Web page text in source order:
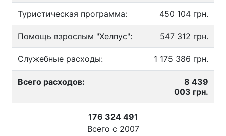
Туристическая программа: 450 104 грн.
Помощь взрослым "Хелпус": 547 312 грн.
Служебные расходы: 1 175 386 грн.
Всего расходов:
8 439
003 грн.
176 324 491
Всего с 2007